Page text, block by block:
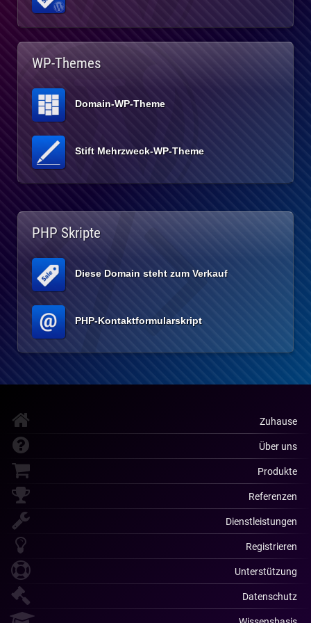
WP-Themes
Domain-WP-Theme
Stift Mehrzweck-WP-Theme
PHP Skripte
Diese Domain steht zum Verkauf
PHP-Kontaktformularskript
Zuhause
Über uns
Produkte
Referenzen
Dienstleistungen
Registrieren
Unterstützung
Datenschutz